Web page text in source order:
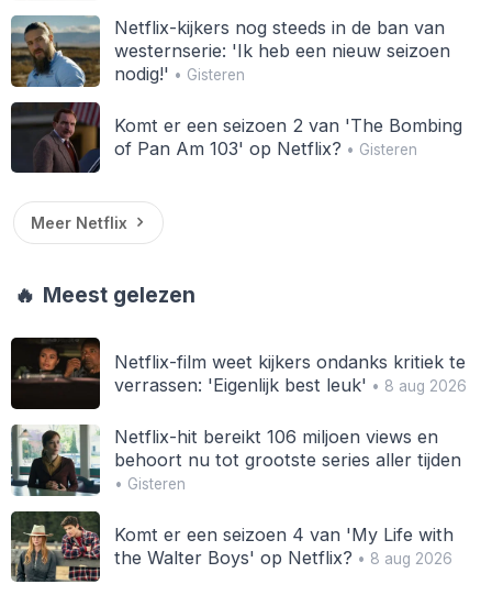
Netflix-kijkers nog steeds in de ban van
westernserie: 'Ik heb een nieuw seizoen
nodig!' • Gisteren
Komt er een seizoen 2 van 'The Bombing
of Pan Am 103' op Netflix? • Gisteren
Meer Netflix
🔥 Meest gelezen
Netflix-film weet kijkers ondanks kritiek te
verrassen: 'Eigenlijk best leuk' • 8 aug 2026
Netflix-hit bereikt 106 miljoen views en
behoort nu tot grootste series aller tijden
• Gisteren
Komt er een seizoen 4 van 'My Life with
the Walter Boys' op Netflix? • 8 aug 2026